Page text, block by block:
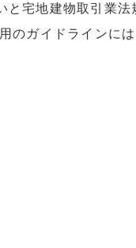
と宅地建物取引業法
のガイドラインに